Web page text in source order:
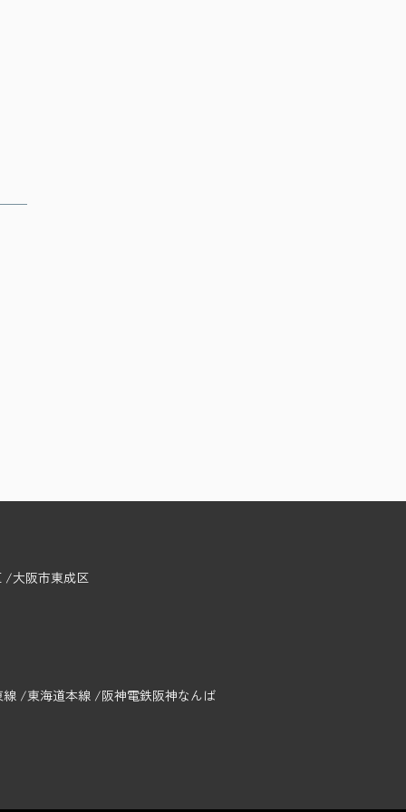
大阪市東成区
線 東海道本線 阪神電鉄阪神なんば